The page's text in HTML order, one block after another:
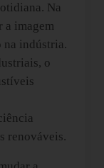
Na
a imagem
na indústria.
o
renováveis.